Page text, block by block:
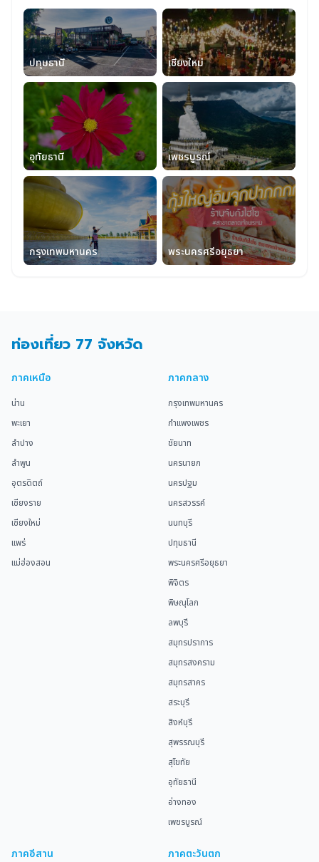
ปทุมธานี เชียงใหม่
อุทัยธานี เพชรบูรณ์
กรุงเทพมหานคร พระนครศรีอยุธยา
ท่องเที่ยว 77 จังหวัด
ภาคเหนือ
น่าน
พะเยา
ลำปาง
ลำพูน
อุตรดิตถ์
เชียงราย
เชียงใหม่
แพร่
แม่ฮ่องสอน
ภาคกลาง
กรุงเทพมหานคร
กำแพงเพชร
ชัยนาท
นครนายก
นครปฐม
นครสวรรค์
นนทบุรี
ปทุมธานี
พระนครศรีอยุธยา
พิจิตร
พิษณุโลก
ลพบุรี
สมุทรปราการ
สมุทรสงคราม
สมุทรสาคร
สระบุรี
สิงห์บุรี
สุพรรณบุรี
สุโขทัย
อุทัยธานี
อ่างทอง
เพชรบูรณ์
ภาคอีสาน ภาคตะวันตก